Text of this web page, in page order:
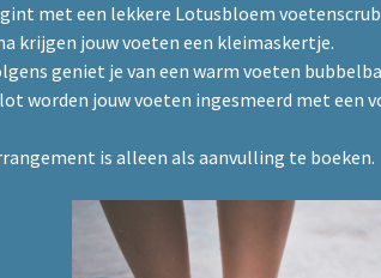
met een lekkere Lotusbloem
krijgen jouw voeten een kleimaskertje.
geniet je van een warm voeten
worden jouw voeten ingesmeerd met een
is alleen als aanvulling te boeken.